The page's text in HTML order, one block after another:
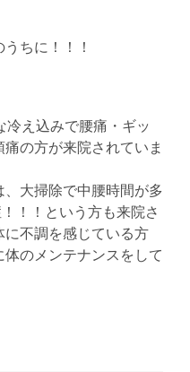
ちに！！！
冷え込みで腰痛・ギッ
の方が来院されていま
、大掃除で中腰時間が多
！！という方も来院さ
不調を感じている方
のメンテナンスをして